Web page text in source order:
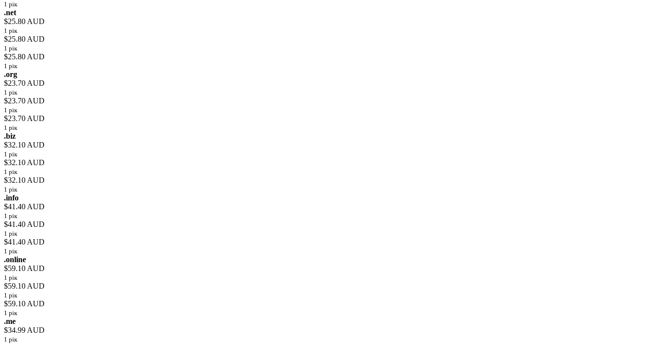
1 рік
.net
$25.80 AUD
1 рік
$25.80 AUD
1 рік
$25.80 AUD
1 рік
.org
$23.70 AUD
1 рік
$23.70 AUD
1 рік
$23.70 AUD
1 рік
.biz
$32.10 AUD
1 рік
$32.10 AUD
1 рік
$32.10 AUD
1 рік
.info
$41.40 AUD
1 рік
$41.40 AUD
1 рік
$41.40 AUD
1 рік
.online
$59.10 AUD
1 рік
$59.10 AUD
1 рік
$59.10 AUD
1 рік
.me
$34.99 AUD
1 рік